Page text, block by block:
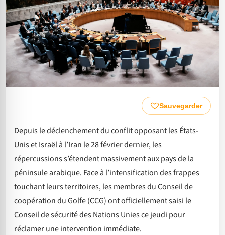
Sauvegarder
Depuis le déclenchement du conflit opposant les États-
Unis et Israël à l’Iran le 28 février dernier, les
répercussions s’étendent massivement aux pays de la
péninsule arabique. Face à l’intensification des frappes
touchant leurs territoires, les membres du Conseil de
coopération du Golfe (CCG) ont officiellement saisi le
Conseil de sécurité des Nations Unies ce jeudi pour
réclamer une intervention immédiate.